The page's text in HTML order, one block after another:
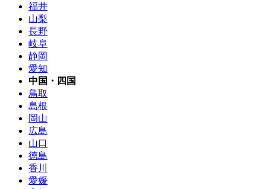
福井
山梨
長野
岐阜
静岡
愛知
中国・四国
鳥取
島根
岡山
広島
山口
徳島
香川
愛媛